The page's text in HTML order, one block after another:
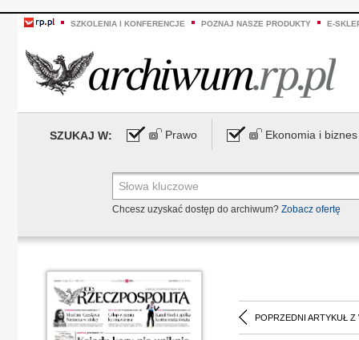
SZKOLENIA I KONFERENCJE POZNAJ NASZE PRODUKTY E-
SZUKAJ W: Prawo Ekonomia i biznes
Chcesz uzyskać dostęp do archiwum? Zobacz ofertę
POPRZEDNI ARTYKUŁ Z